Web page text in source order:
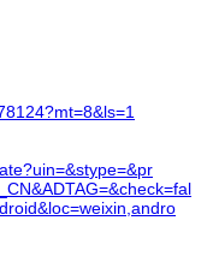
?mt=8&ls=1
uin=&stype=&pr
TAG=&check=fal
roid&loc=weixin,andro